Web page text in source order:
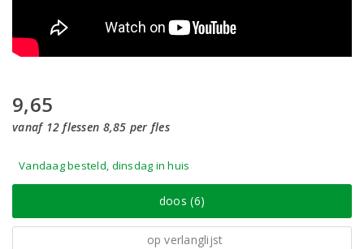
9,65
vanaf 12 flessen 8,85 per fles
Vandaag besteld, dinsdag in huis
doos (6)
op verlanglijst